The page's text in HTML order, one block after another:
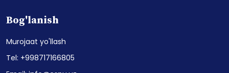
Bog'lanish
Murojaat yo'llash
Tel: +998717166805